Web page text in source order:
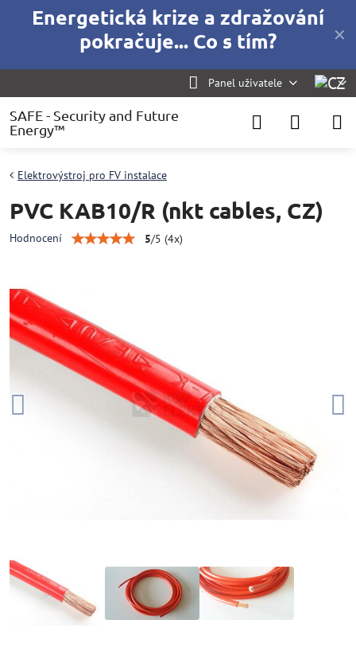
✕
Energetická krize a zdražování
pokračuje... Co s tím?
Panel uživatele
SAFE - Security and Future
Energy™
Elektrovýstroj pro FV instalace
PVC KAB10/R (nkt cables, CZ)
Hodnocení 5/5 (4x)